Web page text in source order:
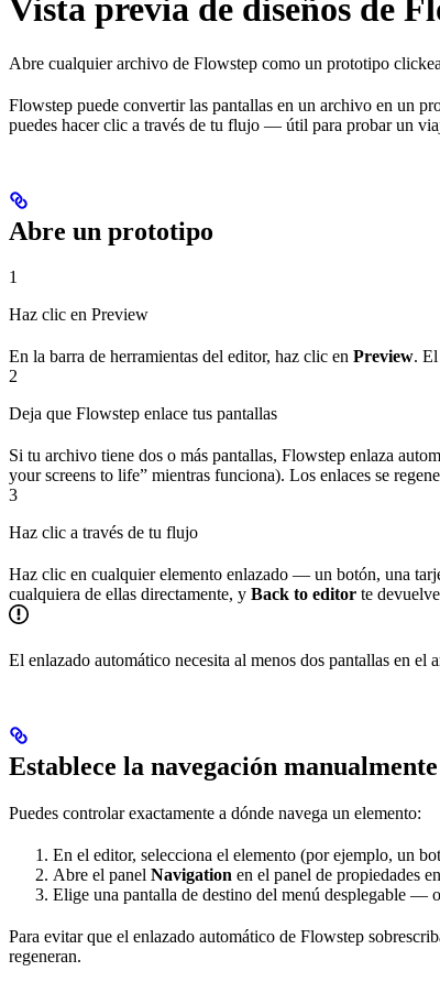
Vista previa de diseños de
Abre cualquier archivo de Flowstep como un prototipo
Flowstep puede convertir las pantallas en un archivo en un
puedes hacer clic a través de tu flujo — útil para probar un
Abre un prototipo
1
Haz clic en Preview
En la barra de herramientas del editor, haz clic en Preview.
2
Deja que Flowstep enlace tus pantallas
Si tu archivo tiene dos o más pantallas, Flowstep enlaza
your screens to life” mientras funciona). Los enlaces se
3
Haz clic a través de tu flujo
Haz clic en cualquier elemento enlazado — un botón, una
cualquiera de ellas directamente, y Back to editor te
El enlazado automático necesita al menos dos pantallas en
Establece la navegación manualmente
Puedes controlar exactamente a dónde navega un elemento:
En el editor, selecciona el elemento (por ejemplo, un
Abre el panel Navigation en el panel de propiedades
Elige una pantalla de destino del menú desplegable —
Para evitar que el enlazado automático de Flowstep
regeneran.